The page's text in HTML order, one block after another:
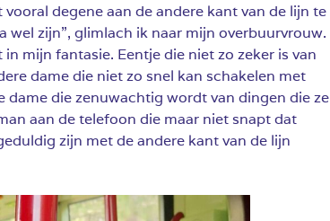
degene aan de andere kant van de lijn te
wel zijn”, glimlach ik naar mijn overbuurvrouw.
mijn fantasie. Eentje die niet zo zeker is van
dame die niet zo snel kan schakelen met
dame die zenuwachtig wordt van dingen die ze
aan de telefoon die maar niet snapt dat
zijn met de andere kant van de lijn